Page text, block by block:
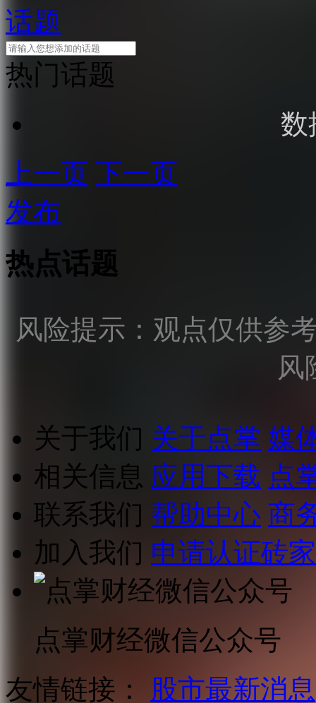
话题
热门话题
数
上一页 下一页
发布
热点话题
风险提示：观点仅供参
风
关于我们 关于点掌 媒
相关信息 应用下载 点
联系我们 帮助中心 商
加入我们 申请认证砖家
点掌财经微信公众号
友情链接：
股市最新消息